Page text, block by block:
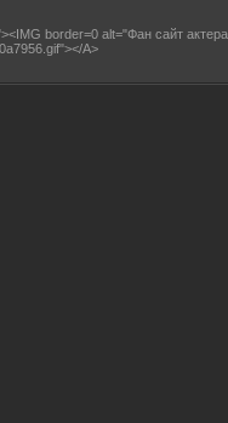
border=0 alt="Фан сайт
A>